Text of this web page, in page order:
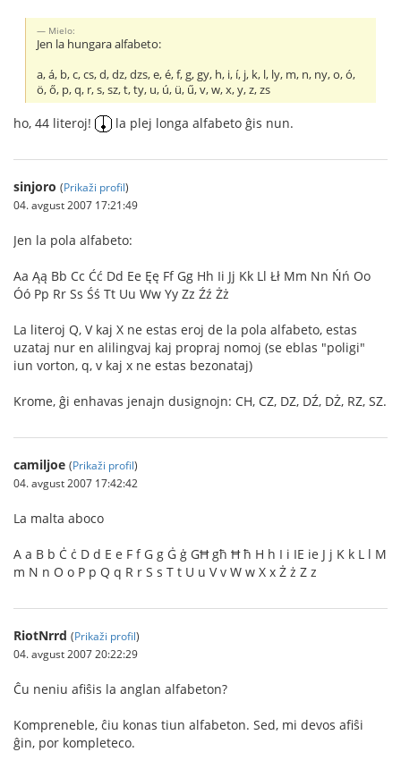
Mielo:
Jen la hungara alfabeto:
a, á, b, c, cs, d, dz, dzs, e, é, f, g, gy, h, i, í, j, k, l, ly, m, n, ny, o, ó,
ö, ő, p, q, r, s, sz, t, ty, u, ú, ü, ű, v, w, x, y, z, zs
ho, 44 literoj! la plej longa alfabeto ĝis nun.
sinjoro (Prikaži profil)
04. avgust 2007 17:21:49
Jen la pola alfabeto:
Aa Ąą Bb Cc Ćć Dd Ee Ęę Ff Gg Hh Ii Jj Kk Ll Łł Mm Nn Ńń Oo
Óó Pp Rr Ss Śś Tt Uu Ww Yy Zz Źź Żż
La literoj Q, V kaj X ne estas eroj de la pola alfabeto, estas
uzataj nur en alilingvaj kaj propraj nomoj (se eblas "poligi"
iun vorton, q, v kaj x ne estas bezonataj)
Krome, ĝi enhavas jenajn dusignojn: CH, CZ, DZ, DŹ, DŻ, RZ, SZ.
camiljoe (Prikaži profil)
04. avgust 2007 17:42:42
La malta aboco
A a B b Ċ ċ D d E e F f G g Ġ ġ GĦ għ Ħ ħ H h I i IE ie J j K k L l M
m N n O o P p Q q R r S s T t U u V v W w X x Ż ż Z z
RiotNrrd (Prikaži profil)
04. avgust 2007 20:22:29
Ĉu neniu afiŝis la anglan alfabeton?
Kompreneble, ĉiu konas tiun alfabeton. Sed, mi devos afiŝi
ĝin, por kompleteco.